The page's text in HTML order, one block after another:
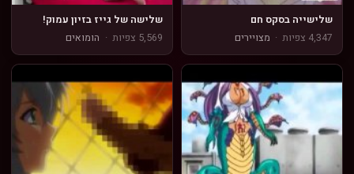
שלישייה בסקס חם
4,347 צפיות
· מצויירים
שלישה של גייז בזיון עמוק!
5,569 צפיות
· הומואים